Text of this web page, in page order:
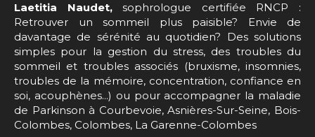
Laetitia Naudet,sophrologue certifiée RNCP :
Retrouver un sommeil plus paisible? Envie de
davantage de sérénité au quotidien? Des solutions
simples pour la gestion du stress, des troubles du
sommeil et troubles associés (bruxisme, insomnies,
troubles de la mémoire, concentration, confiance en
soi, acouphènes...) ou pour accompagner la maladie
de Parkinson à Courbevoie, Asnières-Sur-Seine, Bois-
Colombes, Colombes, La Garenne-Colombes